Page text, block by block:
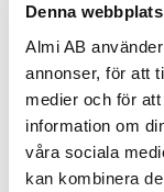
Denna
Almi AB
annonser, för att
medier och för
information om
våra sociala
kan kombinera
An authorised
Administration at
and 13:00–16:00.
What should a
A bank account
name,